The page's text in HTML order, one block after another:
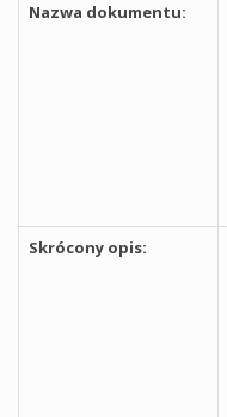
Nazwa dokumentu:
Skrócony opis: